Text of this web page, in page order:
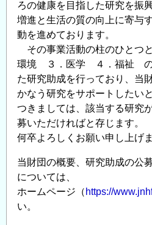
ー
研
究」
R7
プ
ロ
グ
ラ
ム
ネ
ー
ジ
ャ
ろの健康を目指した研究を振
増進と生活の質の向上に寄与
動を進めております。
その事業活動の柱のひとつ
環境 ３．医学 ４．福祉 の
た研究助成を行っており、当
かなう研究をサポートしたい
つきましては、該当する研究
募いただければと存じます。
何卒よろしくお願い申し上げま
当財団の概要、研究助成の公
については、
ホームページ（ https://
い。